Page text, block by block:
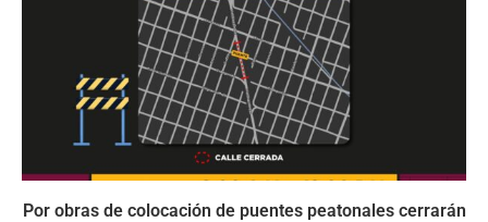
Por obras de colocación de puentes peatonales cerrarán